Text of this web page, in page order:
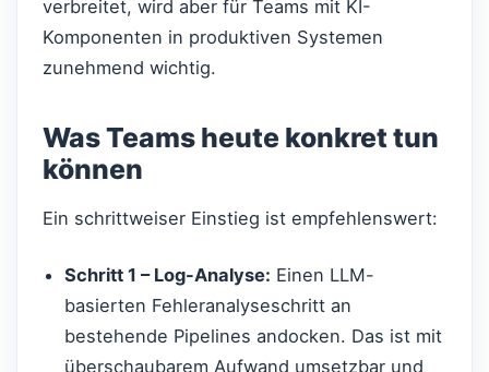
verbreitet, wird aber für Teams mit KI-
Komponenten in produktiven Systemen
zunehmend wichtig.
Was Teams heute konkret tun
können
Ein schrittweiser Einstieg ist empfehlenswert:
Schritt 1 – Log-Analyse: Einen LLM-
basierten Fehleranalyseschritt an
bestehende Pipelines andocken. Das ist mit
überschaubarem Aufwand umsetzbar und